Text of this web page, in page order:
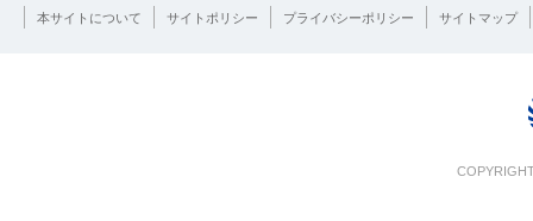
本サイトについて サイトポリシー プライバシーポリシー サイトマップ